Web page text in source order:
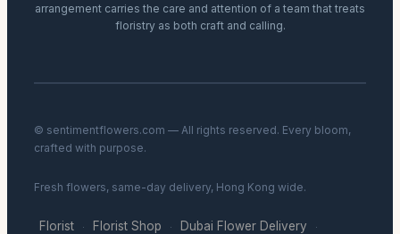
arrangement carries the care and attention of a team that treats
floristry as both craft and calling.
© sentimentflowers.com — All rights reserved. Every bloom,
crafted with purpose.
Fresh flowers, same-day delivery, Hong Kong wide.
Florist · Florist Shop · Dubai Flower Delivery ·